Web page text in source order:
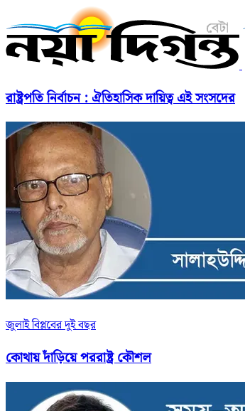
রাষ্ট্রপতি নির্বাচন : ঐতিহাসিক দায়িত্ব এই সংসদের
জুলাই বিপ্লবের দুই বছর
কোথায় দাঁড়িয়ে পররাষ্ট্র কৌশল